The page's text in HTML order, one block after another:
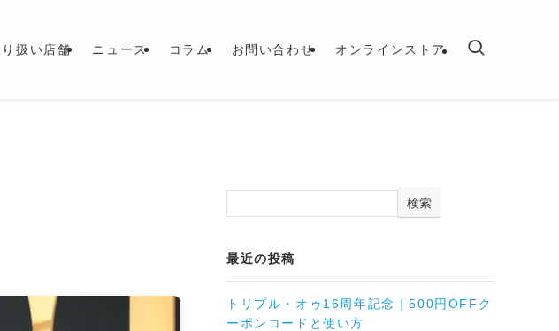
扱い店舗 ニュース コラム お問い合わせ オンラインストア
検索
最近の投稿
トリプル・オゥ16周年記念｜500円OFFク
ーポンコードと使い方